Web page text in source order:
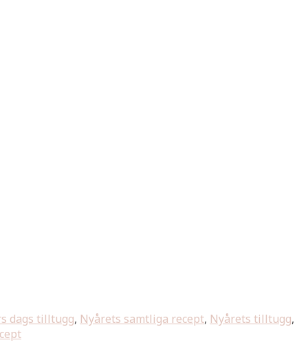
dags tilltugg, Nyårets samtliga recept, Nyårets tilltugg,